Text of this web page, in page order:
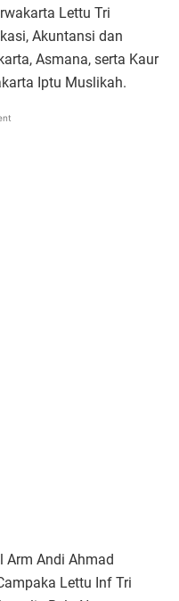
Lettu Tri
Akuntansi dan
Asmana, serta Kaur
Iptu Muslikah.
Andi Ahmad
Lettu Inf Tri